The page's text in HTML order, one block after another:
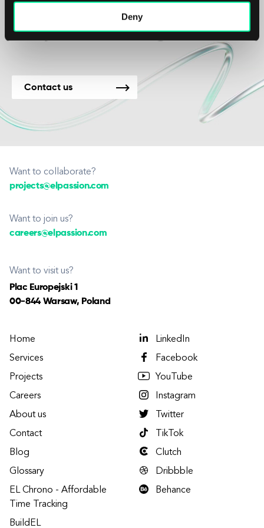
Deny
Projekte verfügbar.
Contact us
Want to collaborate?
projects@elpassion.com
Want to join us?
careers@elpassion.com
Want to visit us?
Plac Europejski 1
00-844 Warsaw, Poland
Home
Services
Projects
Careers
About us
Contact
Blog
Glossary
EL Chrono - Affordable
Time Tracking
BuildEL
LinkedIn
Facebook
YouTube
Instagram
Twitter
TikTok
Clutch
Dribbble
Behance